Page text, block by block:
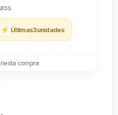
⚡ Últimas3unidades
nesta compra